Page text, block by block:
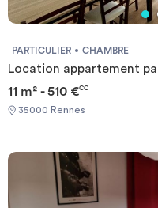
PARTICULIER CHAMBRE
Location appartement
11 m² - 510 €CC
35000 Rennes